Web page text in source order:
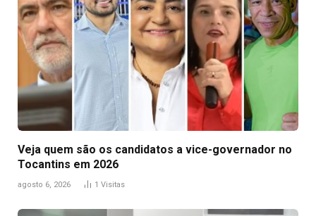
Veja quem são os candidatos a vice-governador no
Tocantins em 2026
agosto 6, 2026 1 Visitas